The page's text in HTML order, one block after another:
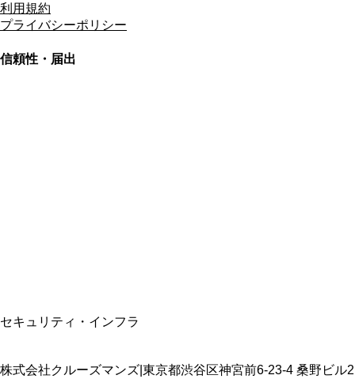
利用規約
プライバシーポリシー
信頼性・届出
セキュリティ・インフラ
株式会社クルーズマンズ 東京都渋谷区神宮前6-23-4 桑野ビル2